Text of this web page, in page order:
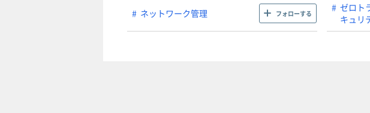
ネットワーク管理 フォローする
ゼロト
キュリ